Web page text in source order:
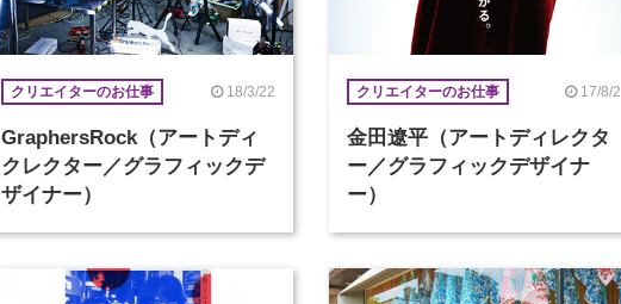
クリエイターのお仕事 18/3/22
GraphersRock（アートディ
クレクター／グラフィックデ
ザイナー）
クリエイターのお仕事 17/8/2
金田遼平（アートディレクタ
ー／グラフィックデザイナ
ー）